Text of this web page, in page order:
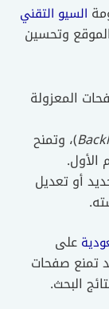
السيو التقني
وتحسين
المعزولة
)، وتمنح
الأول.
أو تعديل
على
تمنع صفحات
البحث.